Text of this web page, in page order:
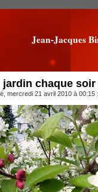
Jean-Jacques
jardin chaque
mercredi 21 avril 2010 à 00:15